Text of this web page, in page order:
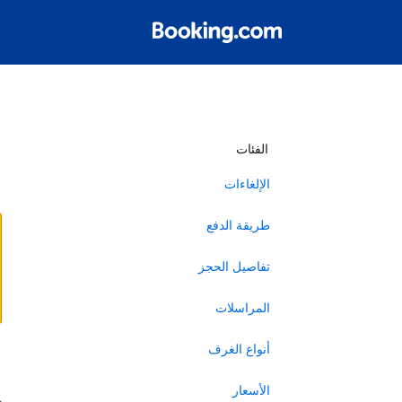
الفئات
الإلغاءات
طريقة الدفع
تفاصيل الحجز
المراسلات
أنواع الغرف
الأسعار